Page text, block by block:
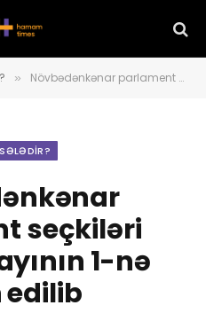
» Növbədənkənar parlament seçkiləri sentyabr ayının 1-nə təyin edilib
seçkiləri
1-nə